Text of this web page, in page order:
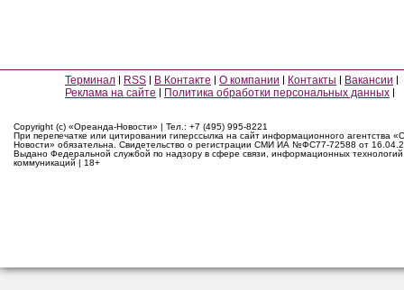
Терминал RSS В Контакте О компании Контакты
Вакансии
Реклама на сайте
Политика обработки персональных данных
Copyright (c) «Ореанда-Новости» | Тел.: +7 (495) 995-8221
При перепечатке или цитировании гиперссылка на сайт информационного агентства
Новости» обязательна. Свидетельство о регистрации СМИ ИА №ФС77-72588 от
Выдано Федеральной службой по надзору в сфере связи, информационных
коммуникаций | 18+